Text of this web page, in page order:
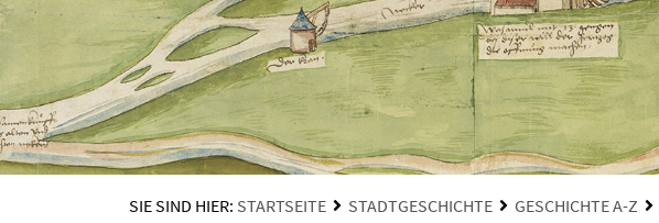
SIE SIND HIER: STARTSEITE STADTGESCHICHTE GESCHICHTE A-Z